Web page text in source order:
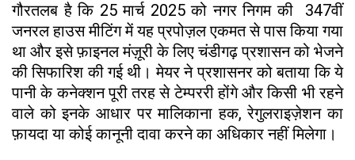
गौरतलब है कि 25 मार्च 2025 को नगर निगम की 347वीं
जनरल हाउस मीटिंग में यह प्रपोज़ल एकमत से पास किया गया
था और इसे फ़ाइनल मंज़ूरी के लिए चंडीगढ़ प्रशासन को भेजने
की सिफारिश की गई थी। मेयर ने प्रशासनर को बताया कि ये
पानी के कनेक्शन पूरी तरह से टेम्पररी होंगे और किसी भी रहने
वाले को इनके आधार पर मालिकाना हक, रेगुलराइज़ेशन का
फ़ायदा या कोई कानूनी दावा करने का अधिकार नहीं मिलेगा।